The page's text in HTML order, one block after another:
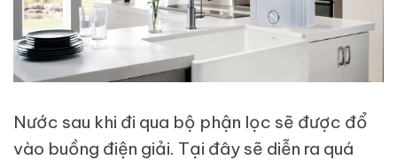
Nước sau khi đi qua bộ phận lọc sẽ được đổ
vào buồng điện giải. Tại đây sẽ diễn ra quá